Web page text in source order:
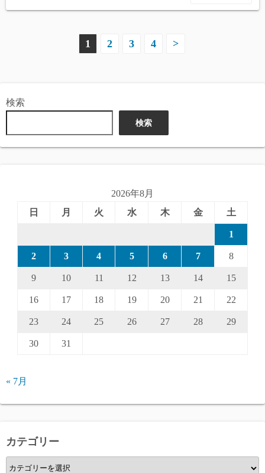
ペ
ー
1 2 3 4 >
検索
検索
2026年8月
日
月 火 水 木 金 土
1
2 3 4 5 6 7 8
9 10 11 12 13 14 15
16 17 18 19 20 21 22
23 24 25 26 27 28 29
30 31
« 7月
カテゴリー
カ